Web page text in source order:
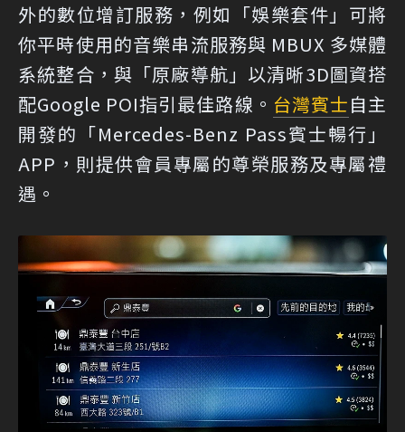
外的數位增訂服務，例如「娛樂套件」可將
你平時使用的音樂串流服務與 MBUX 多媒體
系統整合，與「原廠導航」以清晰3D圖資搭
配Google POI指引最佳路線。 台灣賓士自主
開發的「Mercedes-Benz Pass賓士暢行」
APP，則提供會員專屬的尊榮服務及專屬禮
遇。